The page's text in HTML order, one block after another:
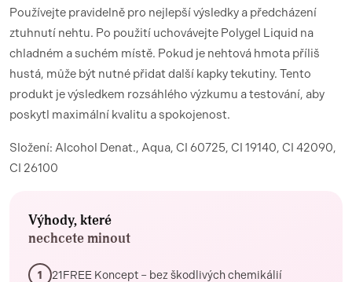
Používejte pravidelně pro nejlepší výsledky a předcházení
ztuhnutí nehtu. Po použití uchovávejte Polygel Liquid na
chladném a suchém místě. Pokud je nehtová hmota příliš
hustá, může být nutné přidat další kapky tekutiny. Tento
produkt je výsledkem rozsáhlého výzkumu a testování, aby
poskytl maximální kvalitu a spokojenost.
Složení: Alcohol Denat., Aqua, CI 60725, CI 19140, CI 42090,
CI 26100
Výhody, které
nechcete minout
1 21FREE Koncept – bez škodlivých chemikálií